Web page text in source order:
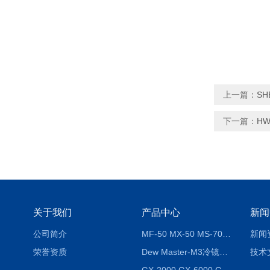
上一篇：
下一篇：
关于我们
公司简介
荣誉资质
产品中心
MF-50 MX-50 MS-70卤素水分测定仪 红外线水分仪
Dew Master-M3冷镜式露点仪
新
新闻
技术